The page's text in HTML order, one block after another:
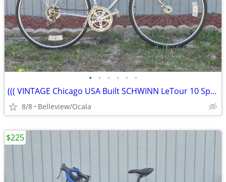
• • • • • •
((( VINTAGE Chicago USA Built SCHWINN LeTour 10 Speed)))
8/8 Belleview/Ocala
$225